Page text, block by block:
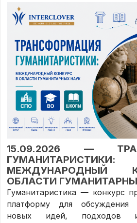
15.09.2026 —
ГУМАНИТАРИСТИКИ:
МЕЖДУНАРОДНЫЙ
ОБЛАСТИ
Гуманитаристика — конкурс
платформу для обсуждения
новых идей, подходов